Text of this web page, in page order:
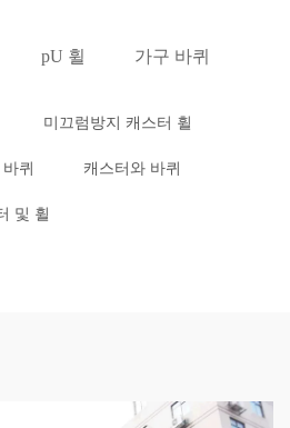
pU 휠 가구 바퀴
미끄럼방지 캐스터 휠
퀴 캐스터와 바퀴
및 휠